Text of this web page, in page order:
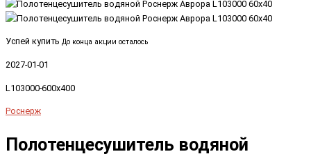
Успей купить До конца акции осталось
2027-01-01
L103000-600x400
Роснерж
Полотенцесушитель водяной